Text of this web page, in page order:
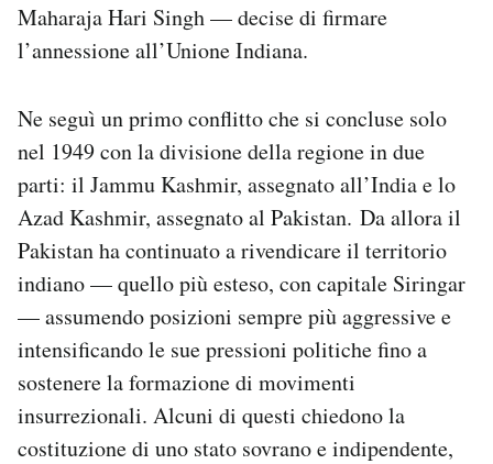
Maharaja Hari Singh — decise di firmare
l’annessione all’Unione Indiana.
Ne seguì un primo conflitto che si concluse solo
nel 1949 con la divisione della regione in due
parti: il Jammu Kashmir, assegnato all’India e lo
Azad Kashmir, assegnato al Pakistan. Da allora il
Pakistan ha continuato a rivendicare il territorio
indiano — quello più esteso, con capitale Siringar
— assumendo posizioni sempre più aggressive e
intensificando le sue pressioni politiche fino a
sostenere la formazione di movimenti
insurrezionali. Alcuni di questi chiedono la
costituzione di uno stato sovrano e indipendente,